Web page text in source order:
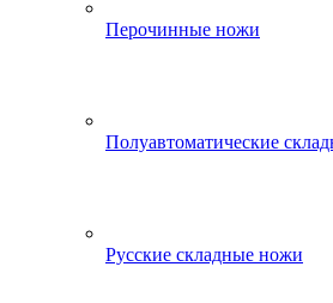
Перочинные ножи
Полуавтоматические
Русские складные ножи